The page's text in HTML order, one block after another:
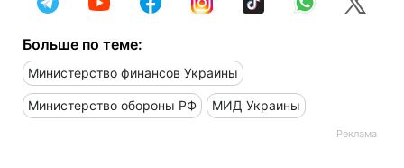
Больше по теме:
Министерство финансов Украины
Министерство обороны РФ МИД Украины